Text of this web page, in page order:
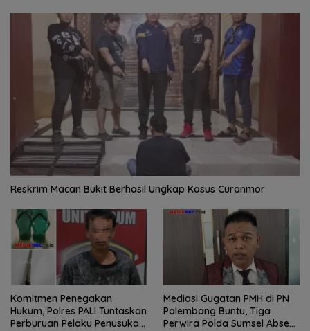
Reskrim Macan Bukit Berhasil Ungkap Kasus Curanmor
Komitmen Penegakan
Hukum, Polres PALI Tuntaskan
Perburuan Pelaku Penusukan
Mediasi Gugatan PMH di PN
Palembang Buntu, Tiga
Perwira Polda Sumsel Absen,